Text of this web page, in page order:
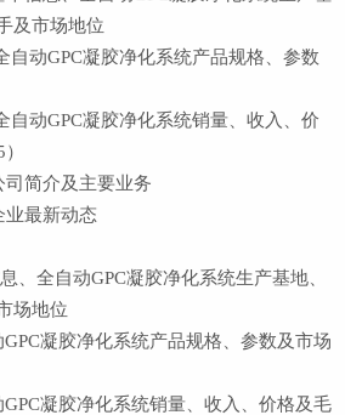
及市场地位
动GPC凝胶净化系统产品规格、参数
动GPC凝胶净化系统销量、收入、价
简介及主要业务
最新动态
全自动GPC凝胶净化系统生产基地、
场地位
凝胶净化系统产品规格、参数及市场
凝胶净化系统销量、收入、价格及毛